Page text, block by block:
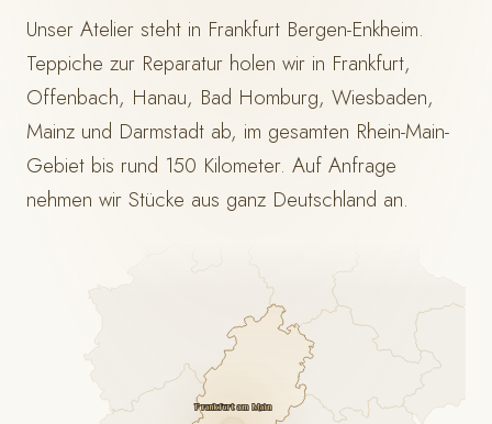
Unser Atelier steht in Frankfurt Bergen-Enkheim.
Teppiche zur Reparatur holen wir in Frankfurt,
Offenbach, Hanau, Bad Homburg, Wiesbaden,
Mainz und Darmstadt ab, im gesamten Rhein-Main-
Gebiet bis rund 150 Kilometer. Auf Anfrage
nehmen wir Stücke aus ganz Deutschland an.
Frankfurt am Main